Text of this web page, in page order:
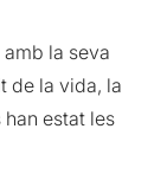
la seva
de la vida, la
estat les